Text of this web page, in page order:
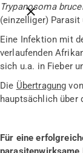
Breadcrumbs
Trypanosoma
(einzelliger) Parasit
Eine Infektion mit
verlaufenden
sich u.a. in Fieber
Die Übertragung von
hauptsächlich über
Für eine